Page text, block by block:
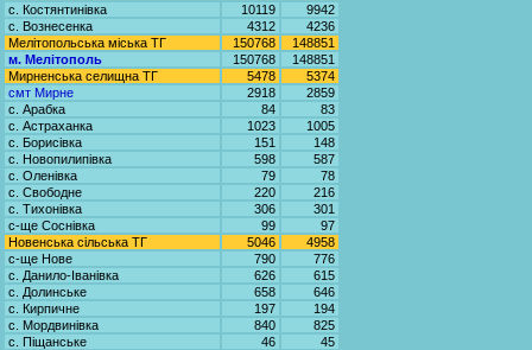
с. Костянтинівка
10119
9942
с. Вознесенка
4312
4236
Мелітопольська міська ТГ
150768
148851
м. Мелітополь
150768
148851
Мирненська селищна ТГ
5478
5374
смт Мирне
2918
2859
с. Арабка
84
83
с. Астраханка
1023
1005
с. Борисівка
151
148
с. Новопилипівка
598
587
с. Оленівка
79
78
с. Свободне
220
216
с. Тихонівка
306
301
с-ще Соснівка
99
97
Новенська сільська ТГ
5046
4958
с-ще Нове
790
776
с. Данило-Іванівка
626
615
с. Долинське
658
646
с. Кирпичне
197
194
с. Мордвинівка
840
825
с. Піщанське
46
45